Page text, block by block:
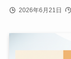
2026年6月21日